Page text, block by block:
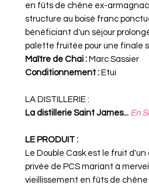
en fûts de chêne ex-
structure au boisé franc
bénéficiant d'un séjour
palette fruitée pour une finale
Maître de Chai : Marc Sassier
Conditionnement : Etui
LA DISTILLERIE :
La distillerie Saint James... En
LE PRODUIT :
Le Double Cask est le fruit
privée de PCS mariant à
vieillissement en fûts de